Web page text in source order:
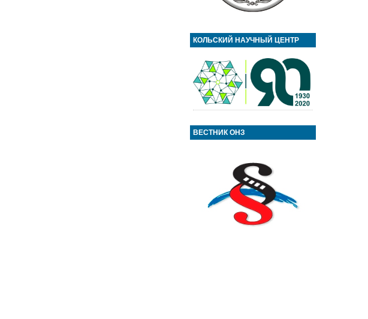
КОЛЬСКИЙ НАУЧНЫЙ ЦЕНТР
ВЕСТНИК ОНЗ